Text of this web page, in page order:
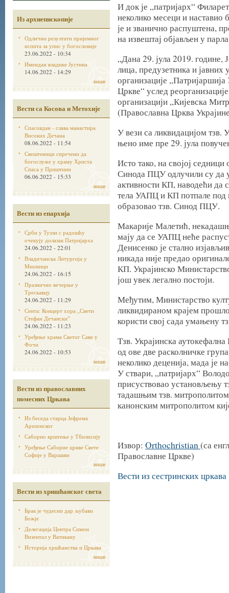
Из архиепископије
Одлични резултати пријемног
испита за упис у богословије
23.06.2022 - 10:34
Имендан владике Јустина
14.06.2022 - 14:29
више
Вести са Косова и Метохије
Спасовдан - слава манастира
Високих Дечана
08.06.2022 - 11:54
Свештеници спречени да
богослуже у храму Христа
Спаса у Приштини
06.06.2022 - 15:33
више
Вести из епархија
Срби у Тузли с радошћу
очекују долазак Патријарха
24.06.2022 - 22:01
Владичанска Литургија у
Мионици
24.06.2022 - 16:15
Празнично вечерње у
Трескавцу
24.06.2022 - 11:29
Сента: Концерт хора „Свети
Стефан Дечанскиˮ
24.06.2022 - 11:23
Уређење храма Светог Саве у
Фочи
24.06.2022 - 10:53
више
Вести из православних
помесних Цркава
Из беседа старца Јефрема
Аризонског
Саборно крштење у Тбилисију
Уређење Саборне цркве Свете
Софије у Варшави
више
Вести из хришћанског света
Брак је чудесни дар љубави
Божје
Делегација Центра Симон
Визентал у Ватикану
Историја хршћанства и Цркава
више
И док је „патријарх“
неколико месеци и
је и званично распуштена,
на извештај објављен у
„Дана 29. јула 2019. године,
лица, предузетника и
организације
Цркве“ услед
организацији „Кијевска
(Православна Црква
У вези са ликвидацијом
њено име пре 29. јула
Исто тако, на својој седници
Синода ПЦУ одлучили су да
активности КП, наводећи да
тела УАПЦ и КП потпале под
образовао тзв. Синод ПЦУ.
Макарије Малетић,
мају да се УАПЦ неће
Денисенко је стално
никада није предао
КП. Украјинско
још увек легално постоји.
Међутим, Министарство
ликвидираном крајем
користи свој сада умањену
Тзв. Украјинска
од ове две расколничке
неколико деценија, мада је
У ствари, „патријарх“
присуствовао установљењу
тадашњим тзв.
канонским митрополитом
Извор: Orthochristian(са
Православне Цркве)
Вести из сестринских цркава